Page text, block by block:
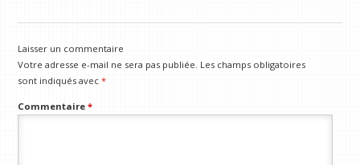
Laisser un commentaire
Votre adresse e-mail ne sera pas publiée. Les champs obligatoires
sont indiqués avec*
Commentaire*